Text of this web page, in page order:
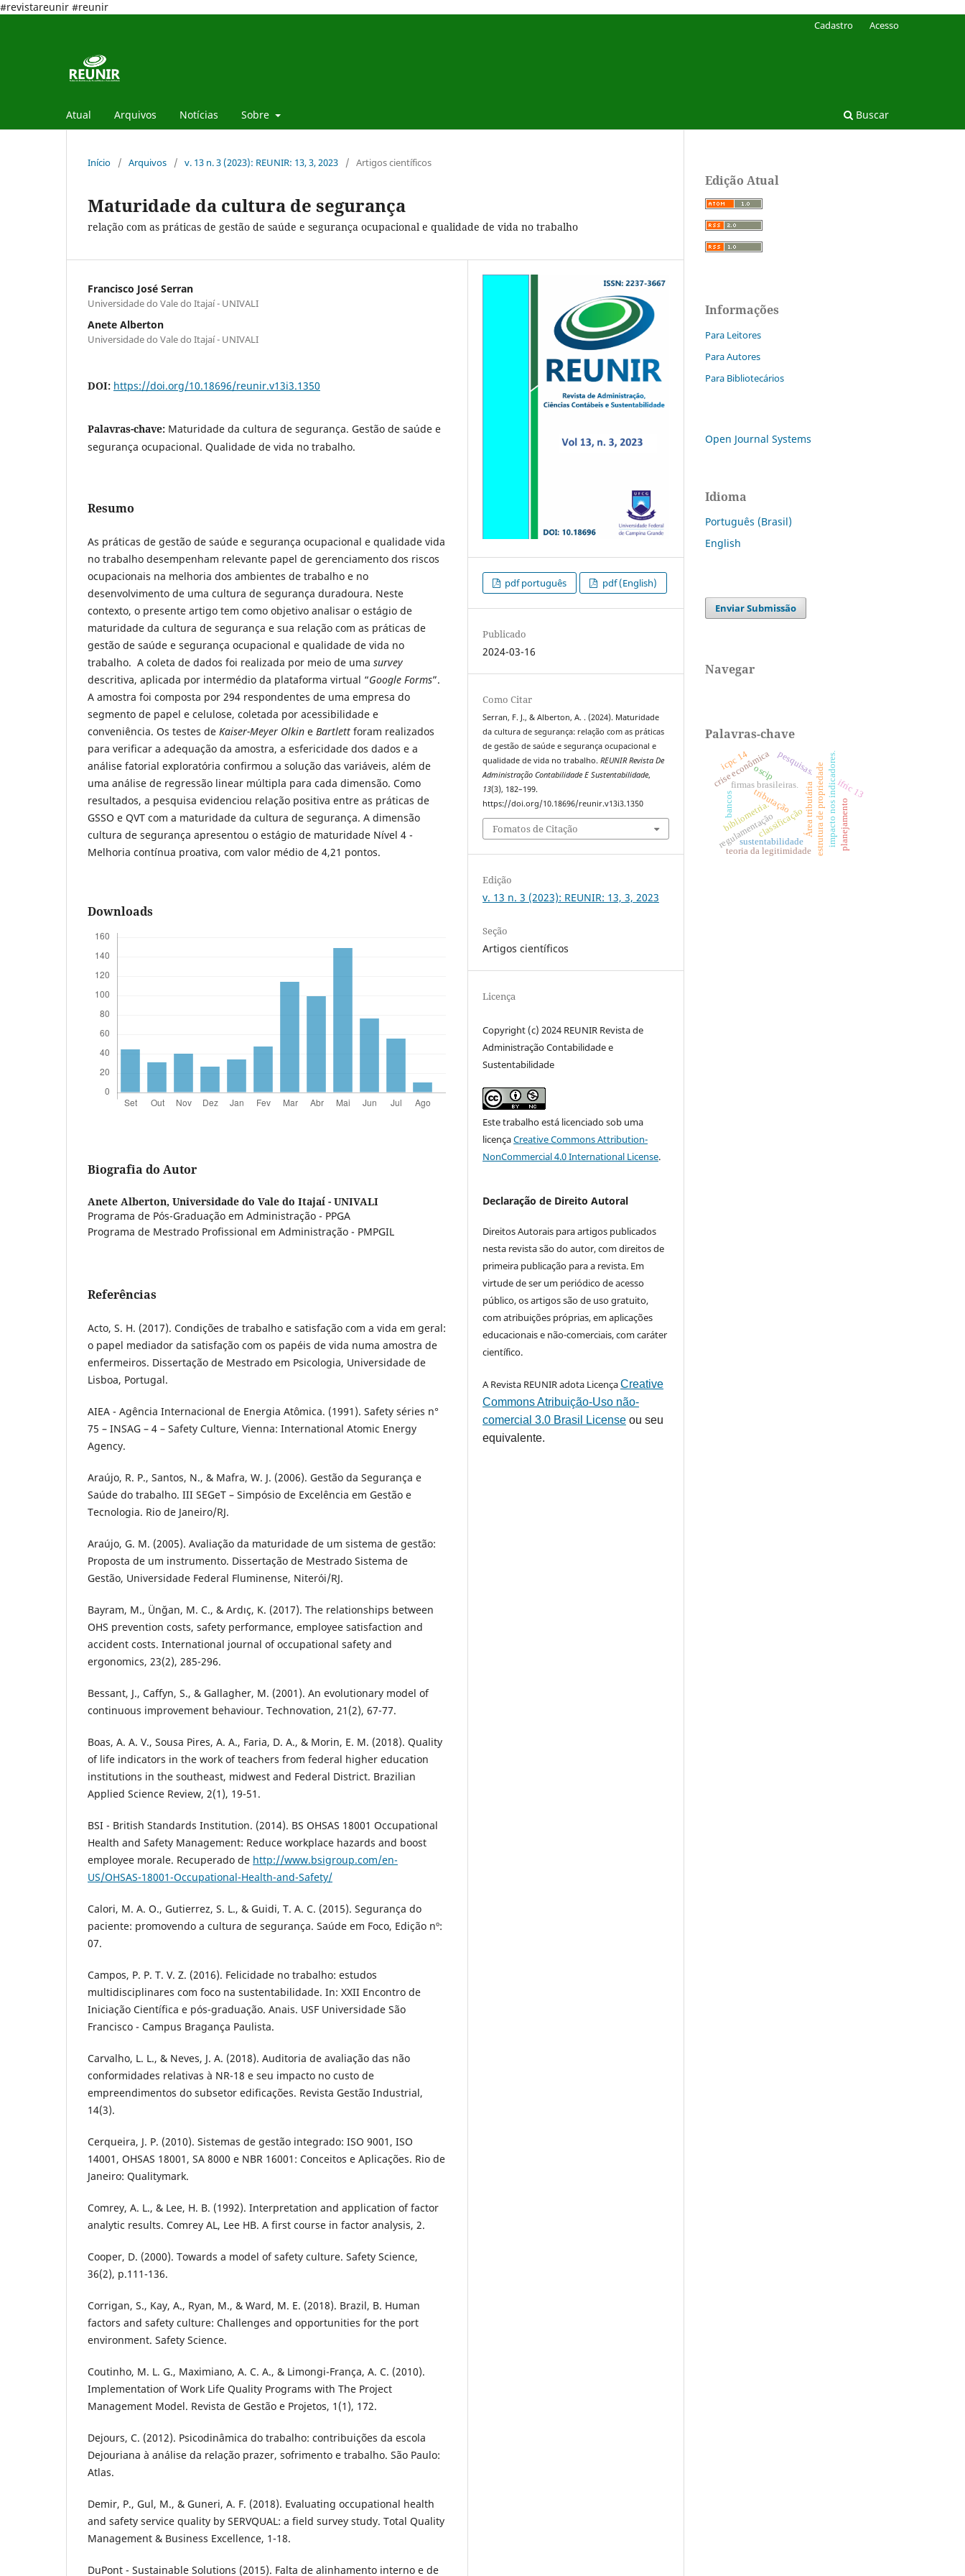
#revistareunir #reunir
Atual Arquivos Notícias Sobre Buscar
Cadastro Acesso
Início / Arquivos / v. 13 n. 3 (2023): REUNIR: 13, 3, 2023 / Artigos científicos
Maturidade da cultura de segurança
relação com as práticas de gestão de saúde e segurança ocupacional e qualidade de vida no trabalho
Francisco José Serran
Universidade do Vale do Itajaí - UNIVALI
Anete Alberton
Universidade do Vale do Itajaí - UNIVALI
DOI: https://doi.org/10.18696/reunir.v13i3.1350
Palavras-chave: Maturidade da cultura de segurança. Gestão de saúde e
segurança ocupacional. Qualidade de vida no trabalho.
Resumo
As práticas de gestão de saúde e segurança ocupacional e qualidade vida
no trabalho desempenham relevante papel de gerenciamento dos riscos
ocupacionais na melhoria dos ambientes de trabalho e no
desenvolvimento de uma cultura de segurança duradoura. Neste
contexto, o presente artigo tem como objetivo analisar o estágio de
maturidade da cultura de segurança e sua relação com as práticas de
gestão de saúde e segurança ocupacional e qualidade de vida no
trabalho. A coleta de dados foi realizada por meio de uma survey
descritiva, aplicada por intermédio da plataforma virtual “Google Forms”.
A amostra foi composta por 294 respondentes de uma empresa do
segmento de papel e celulose, coletada por acessibilidade e
conveniência. Os testes de Kaiser-Meyer Olkin e Bartlett foram realizados
para verificar a adequação da amostra, a esfericidade dos dados e a
análise fatorial exploratória confirmou a solução das variáveis, além de
uma análise de regressão linear múltipla para cada dimensão. Como
resultados, a pesquisa evidenciou relação positiva entre as práticas de
GSSO e QVT com a maturidade da cultura de segurança. A dimensão
cultura de segurança apresentou o estágio de maturidade Nível 4 -
Melhoria contínua proativa, com valor médio de 4,21 pontos.
Downloads
Biografia do Autor
Anete Alberton, Universidade do Vale do Itajaí - UNIVALI
Programa de Pós-Graduação em Administração - PPGA
Programa de Mestrado Profissional em Administração - PMPGIL
Referências
Acto, S. H. (2017). Condições de trabalho e satisfação com a vida em geral:
o papel mediador da satisfação com os papéis de vida numa amostra de
enfermeiros. Dissertação de Mestrado em Psicologia, Universidade de
Lisboa, Portugal.
AIEA - Agência Internacional de Energia Atômica. (1991). Safety séries n°
75 – INSAG – 4 – Safety Culture, Vienna: International Atomic Energy
Agency.
Araújo, R. P., Santos, N., & Mafra, W. J. (2006). Gestão da Segurança e
Saúde do trabalho. III SEGeT – Simpósio de Excelência em Gestão e
Tecnologia. Rio de Janeiro/RJ.
Araújo, G. M. (2005). Avaliação da maturidade de um sistema de gestão:
Proposta de um instrumento. Dissertação de Mestrado Sistema de
Gestão, Universidade Federal Fluminense, Niterói/RJ.
Bayram, M., Ünğan, M. C., & Ardıç, K. (2017). The relationships between
OHS prevention costs, safety performance, employee satisfaction and
accident costs. International journal of occupational safety and
ergonomics, 23(2), 285-296.
Bessant, J., Caffyn, S., & Gallagher, M. (2001). An evolutionary model of
continuous improvement behaviour. Technovation, 21(2), 67-77.
Boas, A. A. V., Sousa Pires, A. A., Faria, D. A., & Morin, E. M. (2018). Quality
of life indicators in the work of teachers from federal higher education
institutions in the southeast, midwest and Federal District. Brazilian
Applied Science Review, 2(1), 19-51.
BSI - British Standards Institution. (2014). BS OHSAS 18001 Occupational
Health and Safety Management: Reduce workplace hazards and boost
employee morale. Recuperado de http://www.bsigroup.com/en-
US/OHSAS-18001-Occupational-Health-and-Safety/
Calori, M. A. O., Gutierrez, S. L., & Guidi, T. A. C. (2015). Segurança do
paciente: promovendo a cultura de segurança. Saúde em Foco, Edição nº:
07.
Campos, P. P. T. V. Z. (2016). Felicidade no trabalho: estudos
multidisciplinares com foco na sustentabilidade. In: XXII Encontro de
Iniciação Científica e pós-graduação. Anais. USF Universidade São
Francisco - Campus Bragança Paulista.
Carvalho, L. L., & Neves, J. A. (2018). Auditoria de avaliação das não
conformidades relativas à NR-18 e seu impacto no custo de
empreendimentos do subsetor edificações. Revista Gestão Industrial,
14(3).
Cerqueira, J. P. (2010). Sistemas de gestão integrado: ISO 9001, ISO
14001, OHSAS 18001, SA 8000 e NBR 16001: Conceitos e Aplicações. Rio de
Janeiro: Qualitymark.
Comrey, A. L., & Lee, H. B. (1992). Interpretation and application of factor
analytic results. Comrey AL, Lee HB. A first course in factor analysis, 2.
Cooper, D. (2000). Towards a model of safety culture. Safety Science,
36(2), p.111-136.
Corrigan, S., Kay, A., Ryan, M., & Ward, M. E. (2018). Brazil, B. Human
factors and safety culture: Challenges and opportunities for the port
environment. Safety Science.
Coutinho, M. L. G., Maximiano, A. C. A., & Limongi-França, A. C. (2010).
Implementation of Work Life Quality Programs with The Project
Management Model. Revista de Gestão e Projetos, 1(1), 172.
Dejours, C. (2012). Psicodinâmica do trabalho: contribuições da escola
Dejouriana à análise da relação prazer, sofrimento e trabalho. São Paulo:
Atlas.
Demir, P., Gul, M., & Guneri, A. F. (2018). Evaluating occupational health
and safety service quality by SERVQUAL: a field survey study. Total Quality
Management & Business Excellence, 1-18.
DuPont - Sustainable Solutions (2015). Falta de alinhamento interno e de
pdf português pdf (English)
Publicado
2024-03-16
Como Citar
Serran, F. J., & Alberton, A. . (2024). Maturidade
da cultura de segurança: relação com as práticas
de gestão de saúde e segurança ocupacional e
qualidade de vida no trabalho.REUNIR Revista De
Administração Contabilidade E Sustentabilidade,
13(3), 182–199.
https://doi.org/10.18696/reunir.v13i3.1350
Fomatos de Citação
Edição
v. 13 n. 3 (2023): REUNIR: 13, 3, 2023
Seção
Artigos científicos
Licença
Copyright (c) 2024 REUNIR Revista de
Administração Contabilidade e
Sustentabilidade
Este trabalho está licenciado sob uma
licençaCreative Commons Attribution-
NonCommercial 4.0 International License.
Declaração de Direito Autoral
Direitos Autorais para artigos publicados
nesta revista são do autor, com direitos de
primeira publicação para a revista. Em
virtude de ser um periódico de acesso
público, os artigos são de uso gratuito,
com atribuições próprias, em aplicações
educacionais e não-comerciais, com caráter
científico.
A Revista REUNIR adota LicençaCreative
Commons Atribuição-Uso não-
comercial 3.0 Brasil License ou seu
equivalente.
Edição Atual
Informações
Para Leitores
Para Autores
Para Bibliotecários
Open Journal Systems
Idioma
Português (Brasil)
English
Enviar Submissão
Navegar
Palavras-chave
classificaçãoÁrea tributária
tributação estrutura de propriedade
firmas brasileiras.
bibliometria.
bancos
crise econômica impacto nos indicadores.
regulamentação
pesquisas.
oscip
sustentabilidade
teoria da legitimidade
ifric 13
planejamento
icpc 14